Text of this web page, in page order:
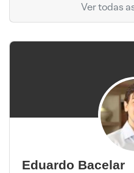
Ver todas
Eduardo Bacelar